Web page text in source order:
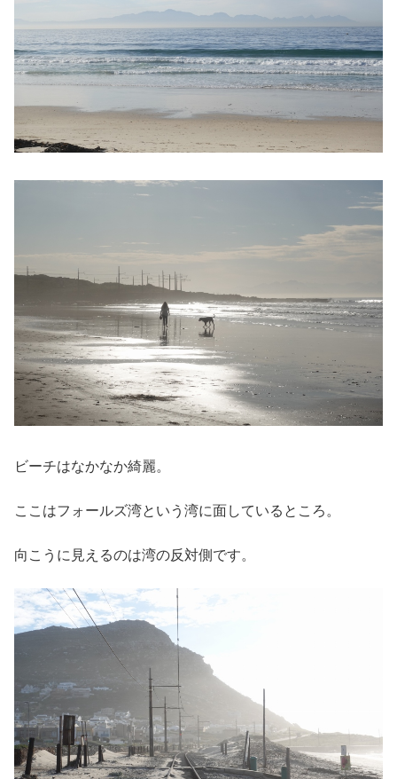
ビーチはなかなか綺麗。
ここはフォールズ湾という湾に面しているところ。
向こうに見えるのは湾の反対側です。